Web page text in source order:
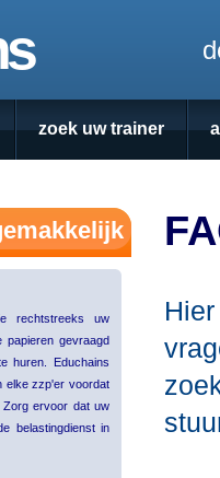
zoek uw trainer
rechtstreeks uw
papieren gevraagd
huren. Educhains
elke zzp'er voordat
Zorg ervoor dat uw
belastingdienst in